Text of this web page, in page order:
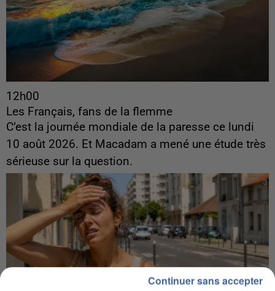
12h00
Les Français, fans de la flemme
C’est la journée mondiale de la paresse ce lundi
10 août 2026. Et Macadam a mené une étude très
sérieuse sur la question.
Continuer sans accepter